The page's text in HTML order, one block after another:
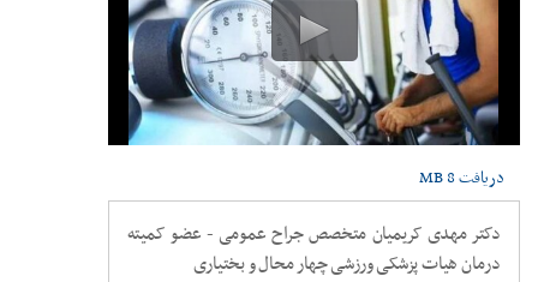
دریافت8 MB
دکتر مهدی کریمیان متخصص جراح عمومی - عضو کمیته
درمان هیات پزشکی ورزشی چهار محال و بختیاری